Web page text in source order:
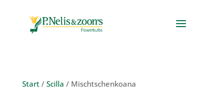
Start/ Scilla / Mischtschenkoana